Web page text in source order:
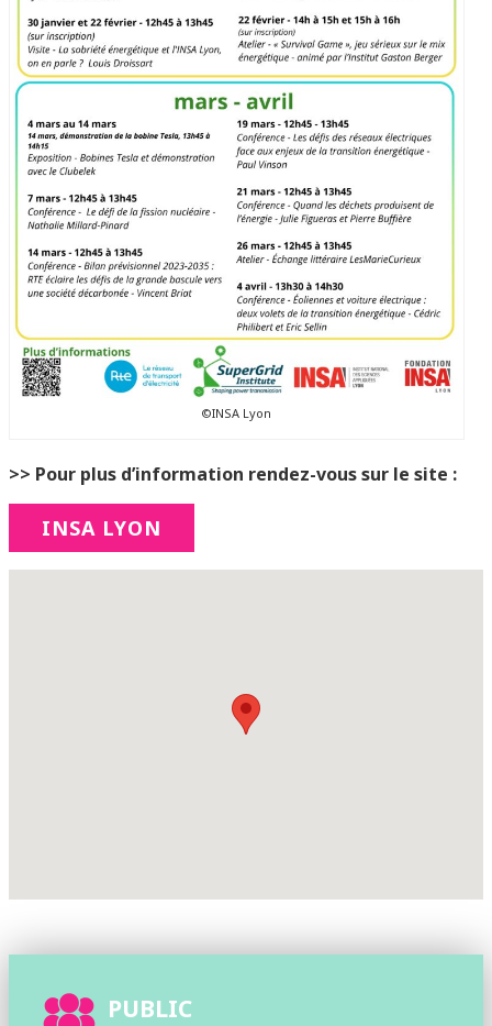
©INSA Lyon
>> Pour plus d’information rendez-vous sur le site :
INSA LYON
PUBLIC